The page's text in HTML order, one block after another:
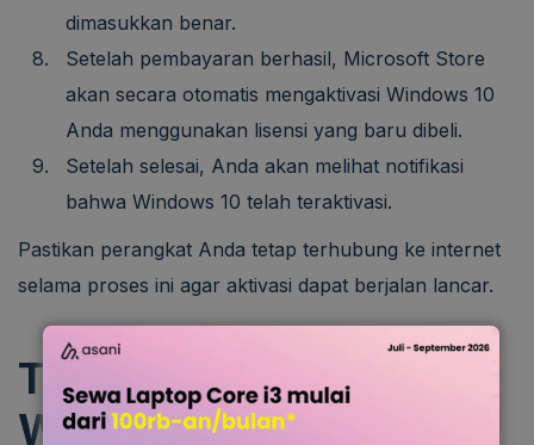
dimasukkan benar.
Setelah pembayaran berhasil, Microsoft Store
akan secara otomatis mengaktivasi Windows 10
Anda menggunakan lisensi yang baru dibeli.
Setelah selesai, Anda akan melihat notifikasi
bahwa Windows 10 telah teraktivasi.
Pastikan perangkat Anda tetap terhubung ke internet
selama proses ini agar aktivasi dapat berjalan lancar.
Tips Agar Aktivasi
Windows 10 Berhasil